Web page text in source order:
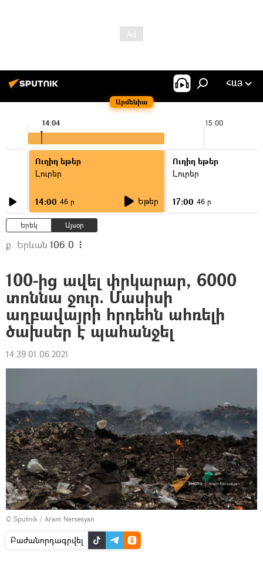
Արմենիա
ՀԱՅ
15:00
14:04
Ուղիղ եթեր
Լուրեր
14:00 46 ր Եթեր
Ուղիղ եթեր
Լուրեր
17:00 46 ր
Երեկ Այսօր
ք. Երևան 106.0
100-ից ավել փրկարար, 6000
տոննա ջուր. Մասիսի
աղբավայրի հրդեհն ահռելի
ծախսեր է պահանջել
14:39 01.06.2021
© Sputnik / Aram Nersesyan
Բաժանորդագրվել